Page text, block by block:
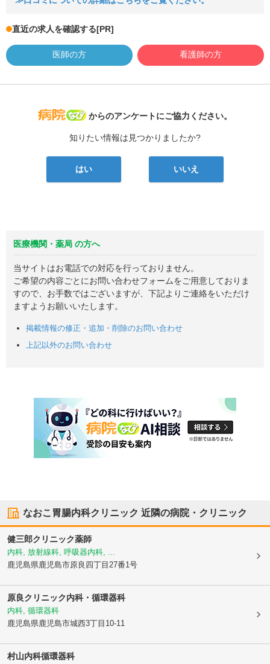
直近の求人を確認する[PR]
医師の方 看護師の方
病院なび
からのアンケートにご協力ください。
知りたい情報は見つかりましたか?
はい いいえ
医療機関・薬局 の方へ
当サイトはお電話での対応を行っておりません。
ご希望の内容ごとにお問い合わせフォームをご用意しておりま
すので、お手数ではございますが、下記よりご連絡をいただけ
ますようお願いいたします。
掲載情報の修正・追加・削除のお問い合わせ
上記以外のお問い合わせ
なおこ胃腸内科クリニック 近隣の病院・クリニック
健三郎クリニック薬師
内科, 放射線科, 呼吸器内科, ...
鹿児島県鹿児島市原良四丁目27番1号
原良クリニック内科・循環器科
内科, 循環器科
鹿児島県鹿児島市城西3丁目10-11
村山内科循環器科